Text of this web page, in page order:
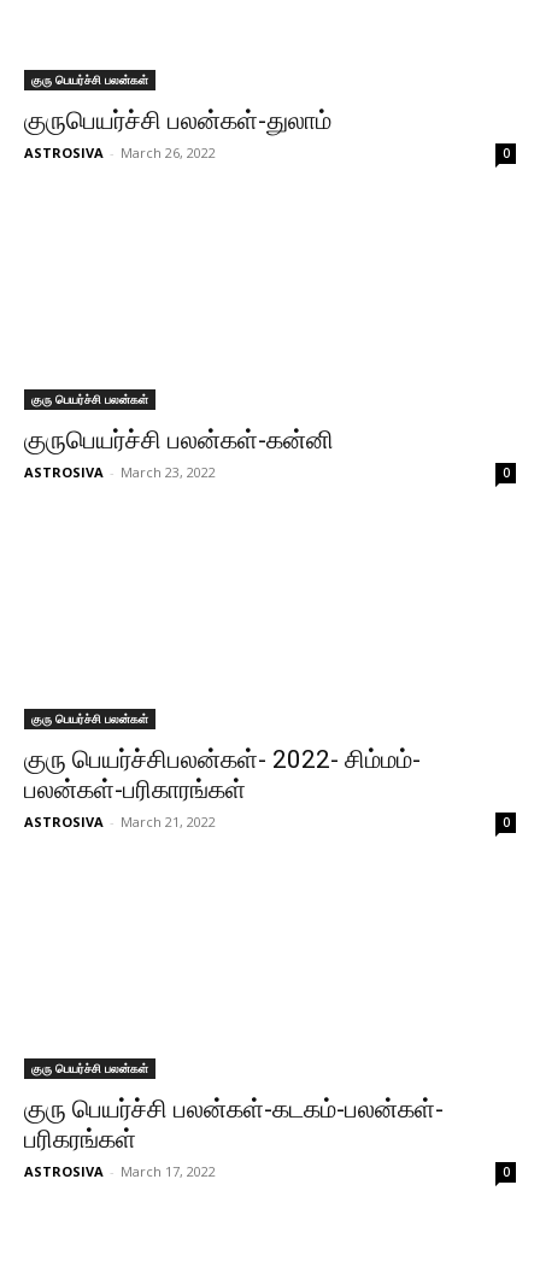
குரு பெயர்ச்சி பலன்கள்
குருபெயர்ச்சி பலன்கள்-துலாம்
ASTROSIVA - March 26, 2022 0
குரு பெயர்ச்சி பலன்கள்
குருபெயர்ச்சி பலன்கள்-கன்னி
ASTROSIVA - March 23, 2022 0
குரு பெயர்ச்சி பலன்கள்
குரு பெயர்ச்சிபலன்கள்- 2022- சிம்மம்-
பலன்கள்-பரிகாரங்கள்
ASTROSIVA - March 21, 2022 0
குரு பெயர்ச்சி பலன்கள்
குரு பெயர்ச்சி பலன்கள்-கடகம்-பலன்கள்-
பரிகரங்கள்
ASTROSIVA - March 17, 2022 0